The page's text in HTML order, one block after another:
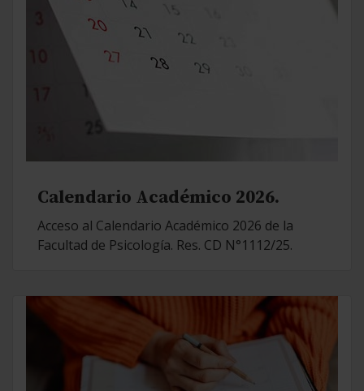
Calendario Académico 2026.
Acceso al Calendario Académico 2026 de la
Facultad de Psicología. Res. CD N°1112/25.